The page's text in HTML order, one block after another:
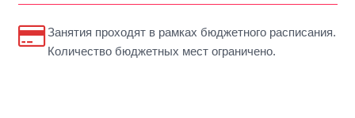
Занятия проходят в рамках бюджетного расписания.
Количество бюджетных мест ограничено.